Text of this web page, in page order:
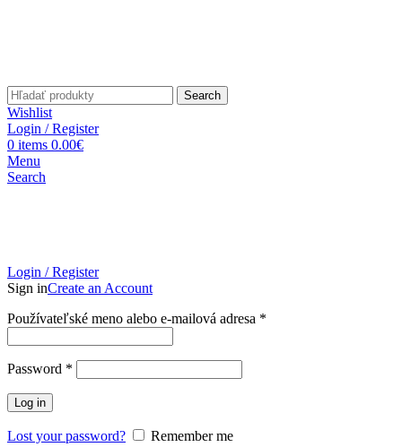
Search
Wishlist
Login / Register
0 items 0.00€
Menu
Search
Login / Register
Sign inCreate an Account
Používateľské meno alebo e-mailová adresa *
Password *
Log in
Lost your password?
Remember me